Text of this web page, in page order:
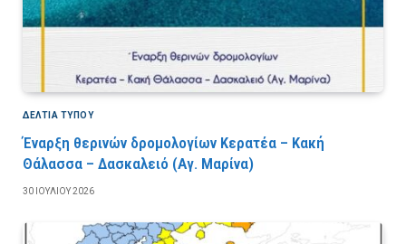
ΔΕΛΤΙΑ ΤΥΠΟΥ
Έναρξη θερινών δρομολογίων Κερατέα – Κακή
Θάλασσα – Δασκαλειό (Αγ. Μαρίνα)
30 ΙΟΥΛΊΟΥ 2026